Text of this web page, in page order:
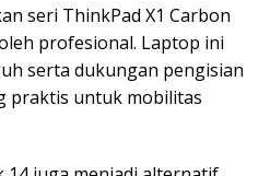
seri ThinkPad X1 Carbon
profesional. Laptop ini
serta dukungan pengisian
praktis untuk mobilitas